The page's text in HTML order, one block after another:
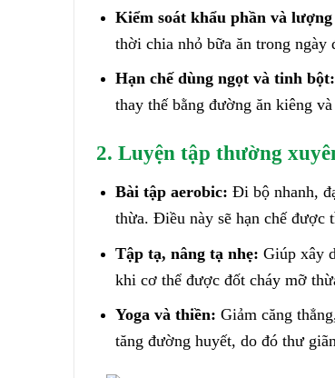
Kiểm soát khẩu phần và
thời chia nhỏ bữa ăn trong ngày
Hạn chế dùng ngọt và tinh bột:
thay thế bằng đường ăn kiêng
2. Luyện tập thường
Bài tập aerobic: Đi bộ nhanh,
thừa. Điều này sẽ hạn chế được
Tập tạ, nâng tạ nhẹ: Giúp xây
khi cơ thể được đốt cháy mỡ
Yoga và thiền: Giảm căng
tăng đường huyết, do đó thư